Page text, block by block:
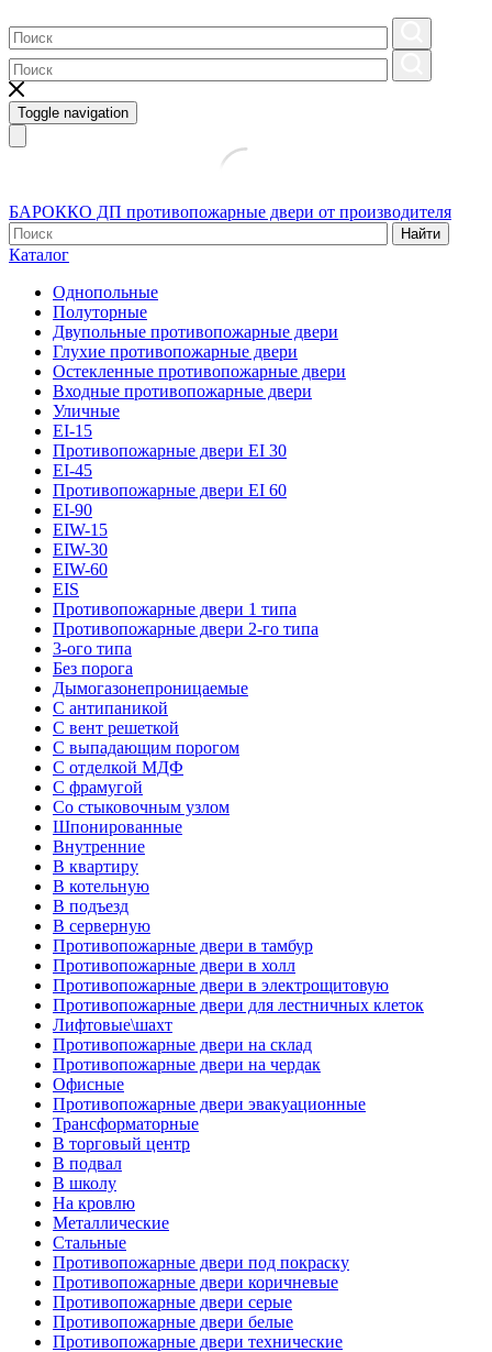
Toggle navigation
БАРОККО ДП противопожарные двери от производителя
Найти
Каталог
Однопольные
Полуторные
Двупольные противопожарные двери
Глухие противопожарные двери
Остекленные противопожарные двери
Входные противопожарные двери
Уличные
EI-15
Противопожарные двери EI 30
EI-45
Противопожарные двери EI 60
EI-90
EIW-15
EIW-30
EIW-60
EIS
Противопожарные двери 1 типа
Противопожарные двери 2-го типа
3-ого типа
Без порога
Дымогазонепроницаемые
С антипаникой
С вент решеткой
С выпадающим порогом
С отделкой МДФ
С фрамугой
Со стыковочным узлом
Шпонированные
Внутренние
В квартиру
В котельную
В подъезд
В серверную
Противопожарные двери в тамбур
Противопожарные двери в холл
Противопожарные двери в электрощитовую
Противопожарные двери для лестничных клеток
Лифтовые\шахт
Противопожарные двери на склад
Противопожарные двери на чердак
Офисные
Противопожарные двери эвакуационные
Трансформаторные
В торговый центр
В подвал
В школу
На кровлю
Металлические
Стальные
Противопожарные двери под покраску
Противопожарные двери коричневые
Противопожарные двери серые
Противопожарные двери белые
Противопожарные двери технические